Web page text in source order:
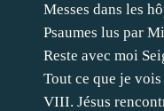
Messes dans les
Psaumes lus par
Reste avec moi
Tout ce que je vois
VIII. Jésus